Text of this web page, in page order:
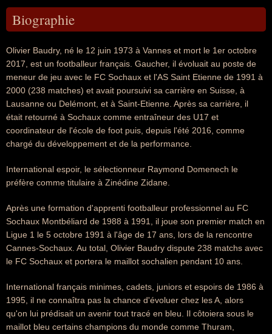
Biographie
Olivier Baudry, né le 12 juin 1973 à Vannes et mort le 1er octobre
2017, est un footballeur français. Gaucher, il évoluait au poste de
meneur de jeu avec le FC Sochaux et l'AS Saint Etienne de 1991 à
2000 (238 matches) et avait poursuivi sa carrière en Suisse, à
Lausanne ou Delémont, et à Saint-Etienne. Après sa carrière, il
était retourné à Sochaux comme entraîneur des U17 et
coordinateur de l'école de foot puis, depuis l'été 2016, comme
chargé du développement et de la performance.
International espoir, le sélectionneur Raymond Domenech le
préfère comme titulaire à Zinédine Zidane.
Après une formation d'apprenti footballeur professionnel au FC
Sochaux Montbéliard de 1988 à 1991, il joue son premier match en
Ligue 1 le 5 octobre 1991 à l'âge de 17 ans, lors de la rencontre
Cannes-Sochaux. Au total, Olivier Baudry dispute 238 matchs avec
le FC Sochaux et portera le maillot sochalien pendant 10 ans.
International français minimes, cadets, juniors et espoirs de 1986 à
1995, il ne connaîtra pas la chance d'évoluer chez les A, alors
qu'on lui prédisait un avenir tout tracé en bleu. Il côtoiera sous le
maillot bleu certains champions du monde comme Thuram,